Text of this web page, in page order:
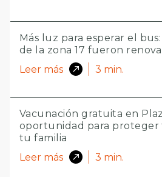
Más luz para esperar el
de la zona 17 fueron
Leer más
3 min.
Vacunación gratuita en
oportunidad para proteger
tu familia
Leer más
3 min.